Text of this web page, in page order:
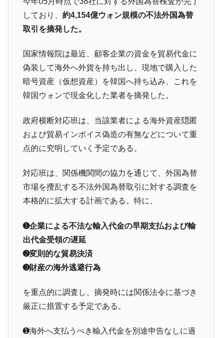
他人事のような発言。
『Money1』
韓国半導体『SKハイニックス』2026年2Qの
『Money1』
韓国･加徳島新国際空港「またも暗礁」の危
機 ⇒ 10.7兆では損が出るからできない。
『Money1』
【速報】韓国株式市場の暴落・本日07月29
日(水)もサイドカー・サーキットブレイカーの二段コンボ
『Money1』
IT産業は人を雇用する効果は低い。全産業の
半分未満しか雇用を生まない
Fact1
日本の誇る海洋資源調査船『白嶺』は先進技術の
Fact1
夏の甲子園、優勝校を最も多く輩出している都道
府県とは？
Fact1 今話題の「楽天ライオンズ」とは？
Fact1
全て勝つといくら？ 競馬GI競走で勝利騎手がもら
える賞金とは？
平成仮面ライダーの意外すぎるモチーフとは？
なスーパーリーグとは？
Fact1
日本人マスターズ挑戦の歴史。松山以前に最高位
Fact1
甲子園通算本塁打、最多の清原に次いで多く打っ
しており、 約4,154億ウォン規模の不法外国為替
取引を摘発した。
国家情報院は最近、顧客企業の資金を貿易代金に
偽装して海外へ外貨を持ち出し、現地で購入した
暗号資産（仮想資産）を韓国へ持ち込み、これを
韓国ウォンで現金化した業者を摘発した。
政府横断対応班は、当該業者による海外資産隠匿
および貿易インボイス偽造の有無などについて重
点的に究明していく予定である。
対応班は、関係機関間の協力を通じて、外国為替
市場を攪乱する不法外国為替取引に対する調査を
本格的に拡大する計画である。特に、
➊企業による不法な輸入代金の早期支払および輸
出代金受領の遅延
➋変則的な貿易決済
➌財産の海外逃避行為
を重点的に調査し、摘発時には関係法令に基づき
厳正に措置する予定である。
➊海外へ支払うべき輸入代金を別途申告なしに過